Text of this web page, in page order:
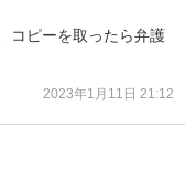
コピーを取ったら弁護
2023年1月11日 21:12